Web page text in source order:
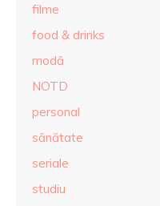
filme
food & drinks
modă
NOTD
personal
sănătate
seriale
studiu